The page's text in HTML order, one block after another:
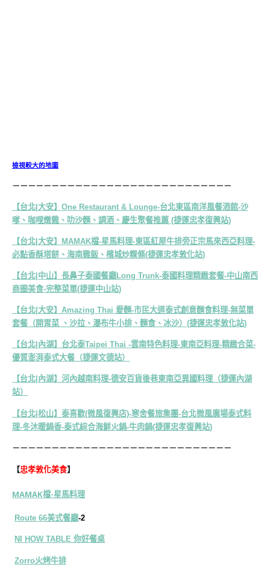
檢視較大的地圖
－－－－－－－－－－－－－－－－－－－－－－－－－－－－
【台北|大安】One Restaurant & Lounge-台北東區南洋風餐酒館-沙
嗲、咖哩燉雞、叻沙麵、調酒、慶生聚餐推薦 (捷運忠孝復興站)
【台北|大安】MAMAK檔-星馬料理-東區紅屋牛排旁正宗馬來西亞料理-
必點香酥塔餅、海南雞飯、檳城炒粿條(捷運忠孝敦化站)
【台北|中山】長鼻子泰國餐廳Long Trunk-泰國料理精緻套餐-中山南西
商圈美食-完整菜單(捷運中山站)
【台北|大安】Amazing Thai 愛麵-市民大道泰式創意麵食料理-無菜單
套餐（開胃菜 、沙拉、瀑布牛小排、麵食、冰沙）(捷運忠孝敦化站)
【台北|內湖】台北泰Taipei Thai -雲南特色料理-東南亞料理-精緻合菜-
優質澎湃泰式大餐（捷運文德站）
【台北|內湖】河內越南料理-德安百貨後巷東南亞異國料理（捷運內湖
站）
【台北|松山】泰喜歡(微風復興店)-寒舍餐旅集團-台北微風廣場泰式料
理-冬沐暖鍋香-泰式綜合海鮮火鍋-牛肉鍋(捷運忠孝復興站)
－－－－－－－－－－－－－－－－－－－－－－－－－－－－
【忠孝敦化美食】
MAMAK檔-星馬料理
Route 66美式餐廳-2
NI HOW TABLE 你好餐桌
Zorro火烤牛排